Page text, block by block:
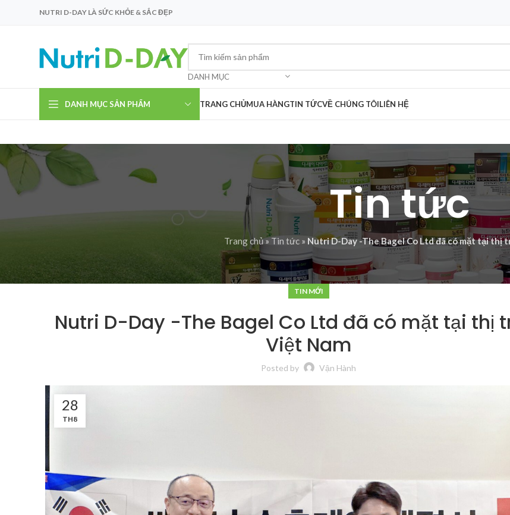
NUTRI D-DAY LÀ SỨC KHỎE & SẮC ĐẸP
DANH MỤC
DANH MỤC SẢN PHẨM TRANG CHỦMUA HÀNGTIN TỨCVỀ CHÚNG TÔILIÊN HỆ
Tin tức
Trang chủ» Tin tức» Nutri D-Day -The Bagel Co Ltd đã có mặt tại thị
TIN MỚI
Nutri D-Day -The Bagel Co Ltd đã có mặt tại thị
Việt Nam
Posted by Vận Hành
28
TH8